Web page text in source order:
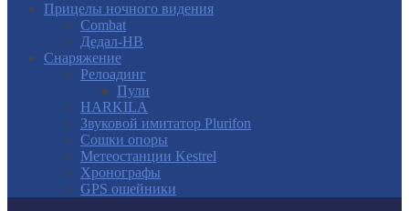
Прицелы ночного видения
Combat
Дедал-НВ
Снаряжение
Релоадинг
Пули
HARKILA
Звуковой имитатор Plurifon
Сошки опоры
Метеостанции Kestrel
Хронографы
GPS ошейники